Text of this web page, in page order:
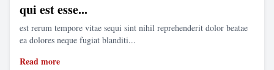
qui est esse...
est rerum tempore vitae sequi sint nihil reprehenderit dolor beatae
ea dolores neque fugiat blanditi...
Read more